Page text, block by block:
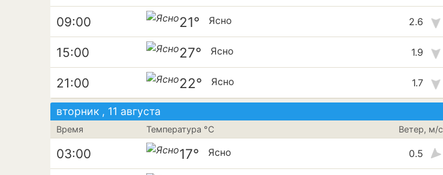
09:00 21° Ясно 2.6
15:00 27° Ясно 1.9
21:00 22° Ясно 1.7
вторник , 11 августа
Время Температура °C Ветер, м/с
03:00 17° Ясно 0.5